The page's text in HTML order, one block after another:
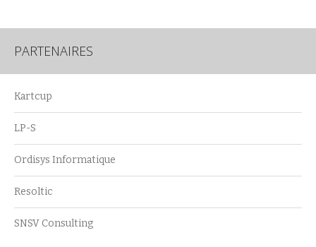
PARTENAIRES
Kartcup
LP-S
Ordisys Informatique
Resoltic
SNSV Consulting